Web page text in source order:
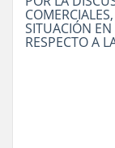
SITUACIÓN
RESPECTO A